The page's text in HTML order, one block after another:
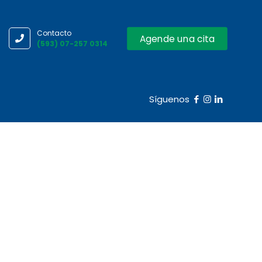
Contacto
(593) 07-257 0314
Agende una cita
Síguenos